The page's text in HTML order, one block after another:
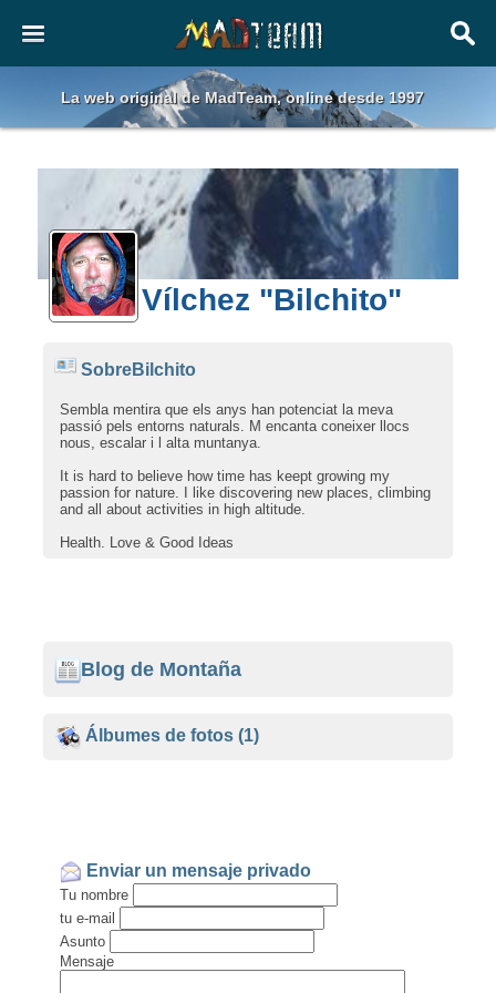
La web original de MadTeam, online desde 1997
Vílchez "Bilchito"
SobreBilchito
Sembla mentira que els anys han potenciat la meva
passió pels entorns naturals. M encanta coneixer llocs
nous, escalar i l alta muntanya.
It is hard to believe how time has keept growing my
passion for nature. I like discovering new places, climbing
and all about activities in high altitude.
Health, Love & Good Ideas
Blog de Montaña
Álbumes de fotos (1)
Enviar un mensaje privado
Tu nombre
tu e-mail
Asunto
Mensaje